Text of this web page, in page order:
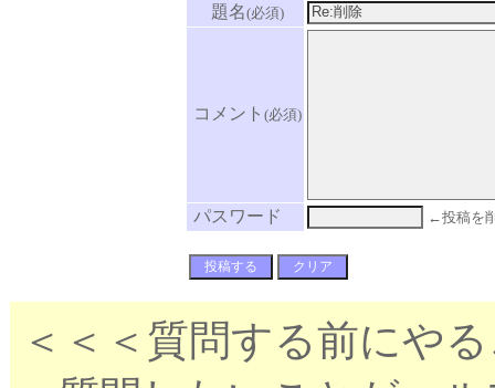
題名(必須)
コメント (必須)
パスワード ←投稿を
＜＜＜質問する前にや